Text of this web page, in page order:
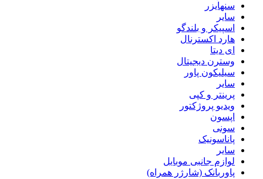
سنهایزر
سایر
اسپیکر و بلندگو
هارد اکسترنال
ای دیتا
وسترن دیجیتال
سیلیکون پاور
سایر
پرینتر و کپی
ویدیو پروژکتور
اپسون
سونی
پاناسونیک
سایر
لوازم جانبی موبایل
پاوربانک (شارژر همراه)